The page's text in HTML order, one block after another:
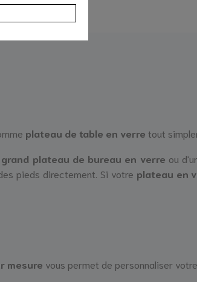
plateau de table en verre tout
grand plateau de bureau en verre ou
pieds directement. Si votre plateau en
mesure vous permet de personnaliser